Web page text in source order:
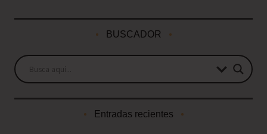
BUSCADOR
Entradas recientes